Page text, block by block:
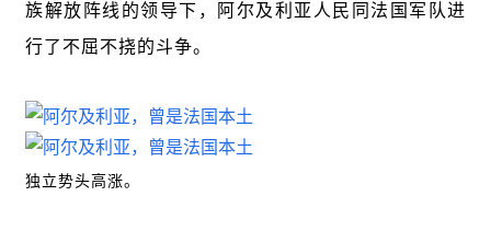
族解放阵线的领导下，阿尔及利亚人民同法国军队进
行了不屈不挠的斗争。
独立势头高涨。